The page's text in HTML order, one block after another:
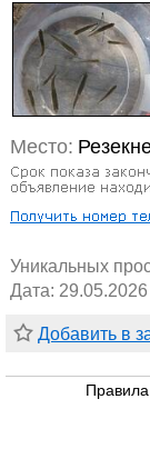
Место:
Уникальных
Дата:
Добавить в
Правила